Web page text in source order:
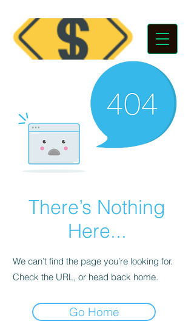
There’s Nothing
Here...
We can’t find the page you’re looking for.
Check the URL, or head back home.
Go Home